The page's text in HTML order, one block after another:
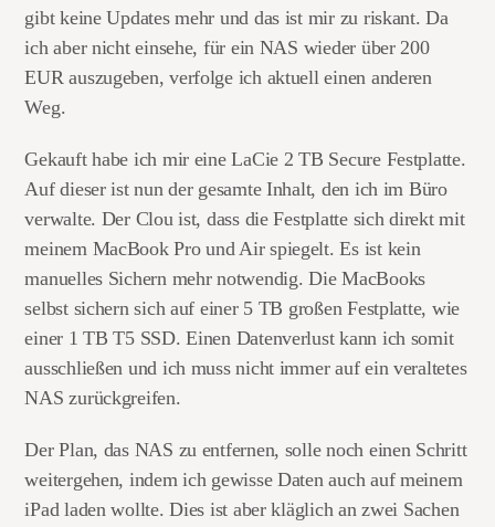
gibt keine Updates mehr und das ist mir zu riskant. Da
ich aber nicht einsehe, für ein NAS wieder über 200
EUR auszugeben, verfolge ich aktuell einen anderen
Weg.
Gekauft habe ich mir eine LaCie 2 TB Secure Festplatte.
Auf dieser ist nun der gesamte Inhalt, den ich im Büro
verwalte. Der Clou ist, dass die Festplatte sich direkt mit
meinem MacBook Pro und Air spiegelt. Es ist kein
manuelles Sichern mehr notwendig. Die MacBooks
selbst sichern sich auf einer 5 TB großen Festplatte, wie
einer 1 TB T5 SSD. Einen Datenverlust kann ich somit
ausschließen und ich muss nicht immer auf ein veraltetes
NAS zurückgreifen.
Der Plan, das NAS zu entfernen, solle noch einen Schritt
weitergehen, indem ich gewisse Daten auch auf meinem
iPad laden wollte. Dies ist aber kläglich an zwei Sachen